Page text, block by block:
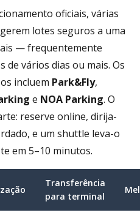
oficiais, várias
lotes seguros a uma
— frequentemente
de vários dias ou mais. Os
incluem Park&Fly,
e NOA Parking. O
reserve online, dirija-
e um shuttle leva-o
em 5–10 minutos.
Transferência
para terminal